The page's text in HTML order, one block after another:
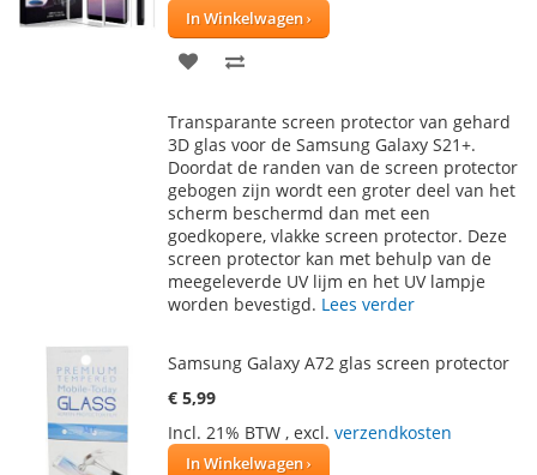
In Winkelwagen
VOEG
AAN
VERLANGLIJST
TE
VERGELIJKEN
Transparante screen protector van gehard
3D glas voor de Samsung Galaxy S21+.
Doordat de randen van de screen protector
gebogen zijn wordt een groter deel van het
scherm beschermd dan met een
goedkopere, vlakke screen protector. Deze
screen protector kan met behulp van de
meegeleverde UV lijm en het UV lampje
worden bevestigd. Lees verder
Samsung Galaxy A72 glas screen protector
€ 5,99
Incl. 21% BTW , excl. verzendkosten
In Winkelwagen